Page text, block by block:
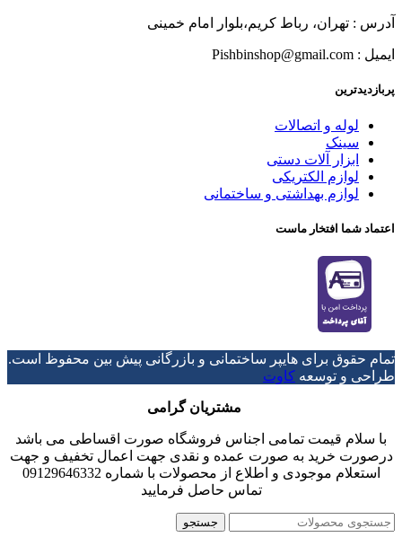
آدرس : تهران، رباط کریم،بلوار امام خمینی
ایمیل : Pishbinshop@gmail.com
پربازدیدترین
لوله و اتصالات
سینک
ابزار آلات دستی
لوازم الکتریکی
لوازم بهداشتی و ساختمانی
اعتماد شما افتخار ماست
تمام حقوق برای هایپر ساختمانی و بازرگانی پیش بین محفوظ است.
طراحی و توسعه کاوت
مشتریان گرامی
با سلام قیمت تمامی اجناس فروشگاه صورت اقساطی می باشد
درصورت خرید به صورت عمده و نقدی جهت اعمال تخفیف و جهت
استعلام موجودی و اطلاع از محصولات با شماره 09129646332
تماس حاصل فرمایید
جستجو